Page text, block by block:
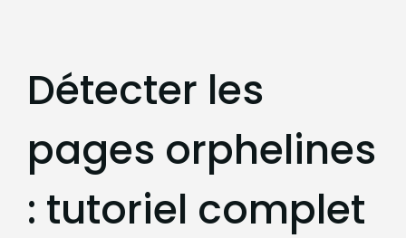
Détecter les
pages orphelines
: tutoriel complet